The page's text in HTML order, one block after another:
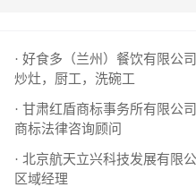
· 好食多（兰州）餐饮有限公司
炒灶，厨工，洗碗工
商标法律咨询顾问
区域经理